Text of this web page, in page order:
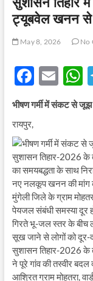
ट्यूबवेल खनन से
May 8, 2026 No
F
ac
e
o
o
k
E
m
ail
s
p
p
भीषण गर्मी में संकट से
रायपुर,
सुशासन तिहार-2026 के
का समयबद्धता के साथ
नए नलकूप खनन की मांग
मुंगेली जिले के ग्राम
पेयजल संबंधी समस्या दूर
गिरते भू-जल स्तर के
सूख जाने से लोगों को दूर-
सुशासन तिहार-2026 के
ने पूरे गांव की तस्वीर
आश्रित ग्राम मोहतरा,